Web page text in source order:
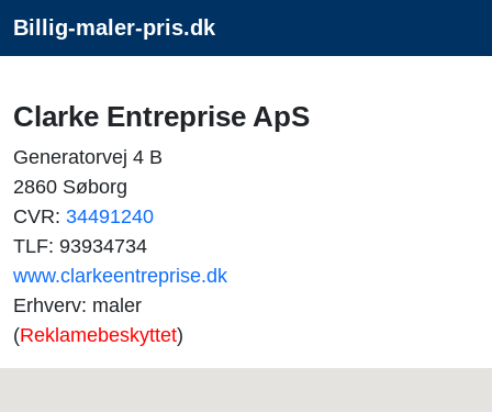
Billig-maler-pris.dk
Clarke Entreprise ApS
Generatorvej 4 B
2860 Søborg
CVR: 34491240
TLF: 93934734
www.clarkeentreprise.dk
Erhverv: maler
(Reklamebeskyttet)